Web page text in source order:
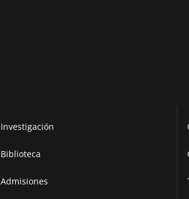
Investigación
Biblioteca
Admisiones